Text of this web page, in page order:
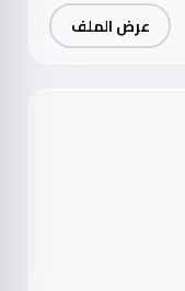
عرض الملف